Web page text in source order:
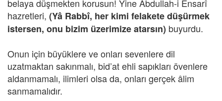
belaya düşmekten korusun! Yine Abdullah-i Ensarî
hazretleri, (Yâ Rabbî, her kimi felakete düşürmek
istersen, onu bizim üzerimize atarsın) buyurdu.
Onun için büyüklere ve onları sevenlere dil
uzatmaktan sakınmalı, bid’at ehli sapıkları övenlere
aldanmamalı, ilimleri olsa da, onları gerçek âlim
sanmamalıdır.